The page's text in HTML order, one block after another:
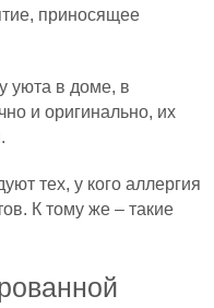
приносящее
уюта в доме, в
и оригинально, их
тех, у кого аллергия
К тому же – такие